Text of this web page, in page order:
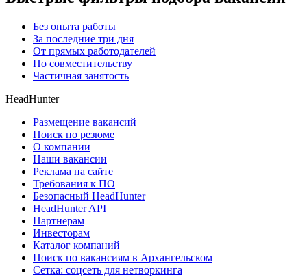
Без опыта работы
За последние три дня
От прямых работодателей
По совместительству
Частичная занятость
HeadHunter
Размещение вакансий
Поиск по резюме
О компании
Наши вакансии
Реклама на сайте
Требования к ПО
Безопасный HeadHunter
HeadHunter API
Партнерам
Инвесторам
Каталог компаний
Поиск по вакансиям в Архангельском
Сетка: соцсеть для нетворкинга